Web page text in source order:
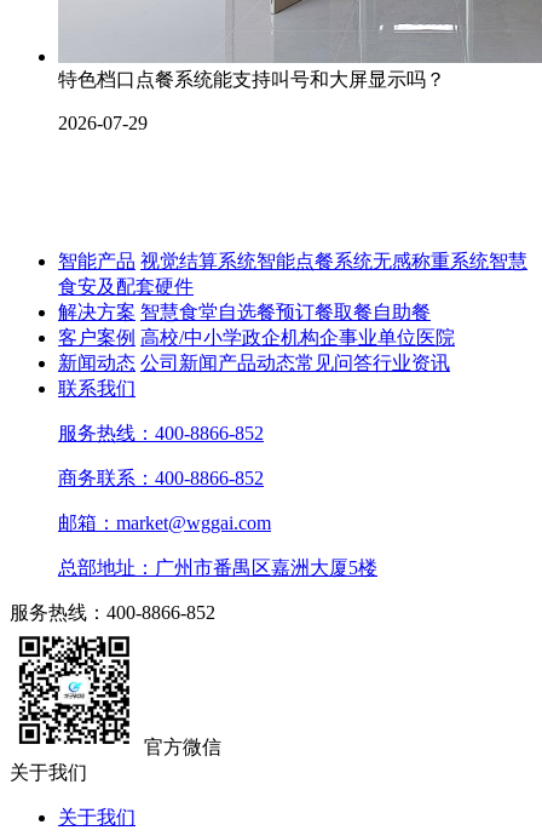
特色档口点餐系统能支持叫号和大屏显示吗？
2026-07-29
智能产品 视觉结算系统智能点餐系统无感称重系统智慧
食安及配套硬件
解决方案 智慧食堂自选餐预订餐取餐自助餐
客户案例 高校/中小学政企机构企事业单位医院
新闻动态 公司新闻产品动态常见问答行业资讯
联系我们
服务热线：400-8866-852
商务联系：400-8866-852
邮箱：market@wggai.com
总部地址：广州市番禺区嘉洲大厦5楼
服务热线：400-8866-852
官方微信
关于我们
关于我们